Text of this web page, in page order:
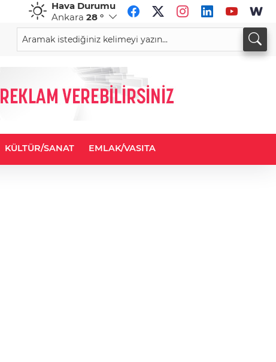
Hava Durumu
Ankara 28 °
CHF
59,0083%0,82
34,1883
KÜLTÜR/SANAT EMLAK/VASITA